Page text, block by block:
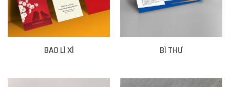
BAO LÌ XÌ BÌ THƯ